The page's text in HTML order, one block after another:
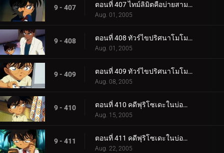
9 - 407 ตอนที่ 407 ไทม์ลิมิตคือบ่ายสามโมง
Aug. 01, 2005
9 - 408 ตอนที่ 408 ทัวร์ไขปริศนาโมโมทาโร่ (ตอนแรก)
Aug. 01, 2005
9 - 409 ตอนที่ 409 ทัวร์ไขปริศนาโมโมทาโร่ (ตอนจบ)
Aug. 08, 2005
9 - 410 ตอนที่ 410 คดีฟุริโซเดะในบ่อน้ำแร่กลางหิมะ (ตอนแรก)
Aug. 15, 2005
9 - 411 ตอนที่ 411 คดีฟุริโซเดะในบ่อน้ำแร่กลางหิมะ (ตอนจบ)
Aug. 22, 2005